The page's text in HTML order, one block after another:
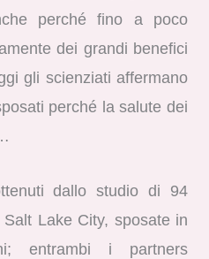
perché fino a poco
dei grandi benefici
gli scienziati affermano
perché la salute dei
dallo studio di 94
Lake City, sposate in
entrambi i partners